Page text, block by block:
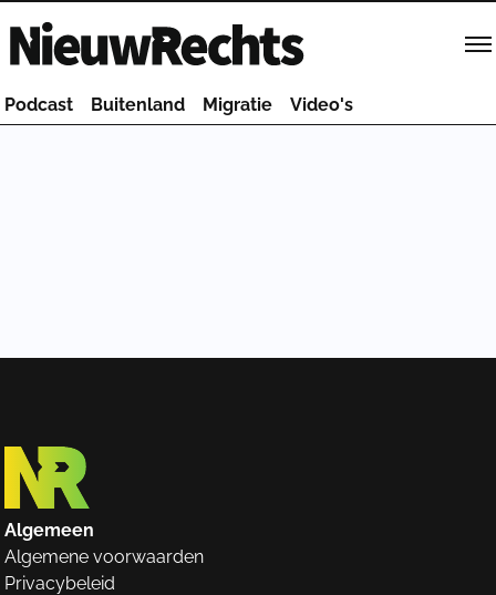
Homepage van NieuwRechts
Podcast Buitenland Migratie Video's
Algemeen
Algemene voorwaarden
Privacybeleid